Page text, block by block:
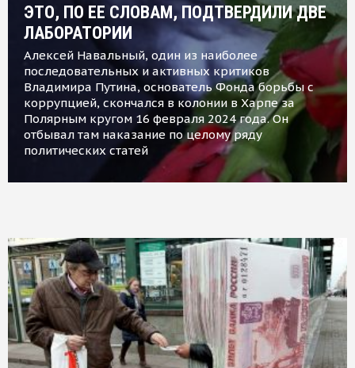
ЭТО, ПО ЕЕ СЛОВАМ, ПОДТВЕРДИЛИ ДВЕ
ЛАБОРАТОРИИ
Алексей Навальный, один из наиболее
последовательных и активных критиков
Владимира Путина, основатель Фонда борьбы с
коррупцией, скончался в колонии в Харпе за
Полярным кругом 16 февраля 2024 года. Он
отбывал там наказание по целому ряду
политических статей